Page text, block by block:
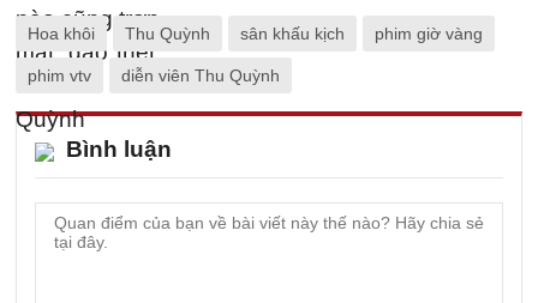
Hoa khôi Thu Quỳnh sân khấu kịch phim giờ vàng
phim vtv diễn viên Thu Quỳnh
Bình luận